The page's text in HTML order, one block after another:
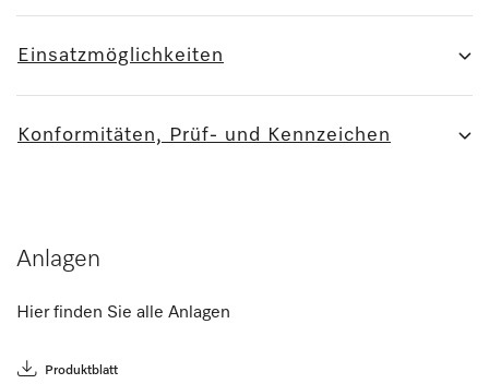
Einsatzmöglichkeiten
Konformitäten, Prüf- und Kennzeichen
Anlagen
Hier finden Sie alle Anlagen
Produktblatt